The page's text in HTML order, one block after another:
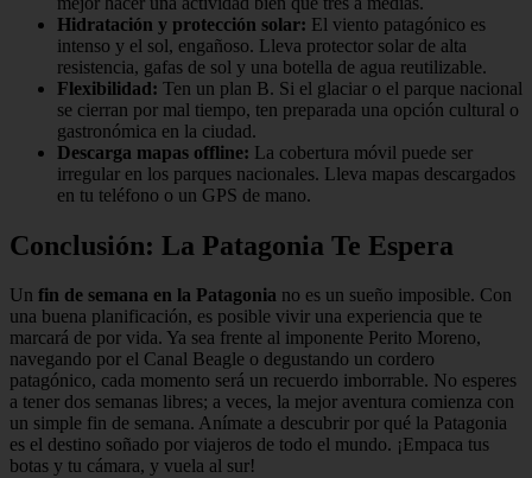
Hidratación y protección solar: El viento patagónico es
intenso y el sol, engañoso. Lleva protector solar de alta
resistencia, gafas de sol y una botella de agua reutilizable.
Flexibilidad: Ten un plan B. Si el glaciar o el parque nacional
se cierran por mal tiempo, ten preparada una opción cultural o
gastronómica en la ciudad.
Descarga mapas offline: La cobertura móvil puede ser
irregular en los parques nacionales. Lleva mapas descargados
en tu teléfono o un GPS de mano.
Conclusión: La Patagonia Te Espera
Un fin de semana en la Patagonia no es un sueño imposible. Con
una buena planificación, es posible vivir una experiencia que te
marcará de por vida. Ya sea frente al imponente Perito Moreno,
navegando por el Canal Beagle o degustando un cordero
patagónico, cada momento será un recuerdo imborrable. No esperes
a tener dos semanas libres; a veces, la mejor aventura comienza con
un simple fin de semana. Anímate a descubrir por qué la Patagonia
es el destino soñado por viajeros de todo el mundo. ¡Empaca tus
botas y tu cámara, y vuela al sur!